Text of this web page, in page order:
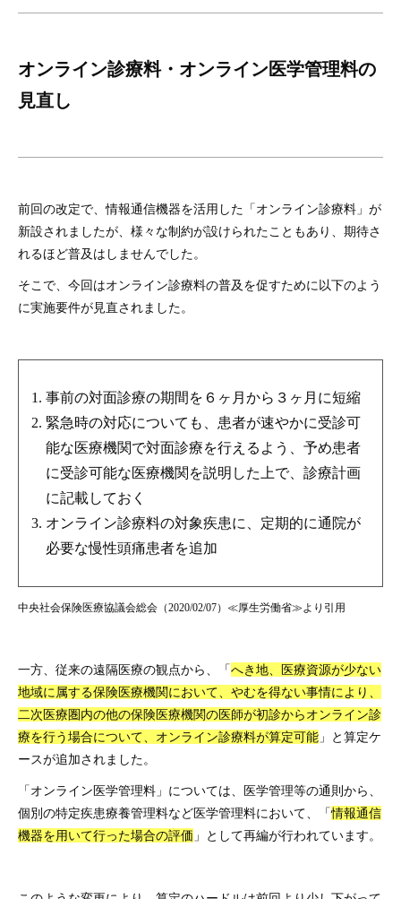
オンライン診療料・オンライン医学管理料の
見直し
前回の改定で、情報通信機器を活用した「オンライン診療料」が
新設されましたが、様々な制約が設けられたこともあり、期待さ
れるほど普及はしませんでした。
そこで、今回はオンライン診療料の普及を促すために以下のよう
に実施要件が見直されました。
事前の対面診療の期間を６ヶ月から３ヶ月に短縮
緊急時の対応についても、患者が速やかに受診可
能な医療機関で対面診療を行えるよう、予め患者
に受診可能な医療機関を説明した上で、診療計画
に記載しておく
オンライン診療料の対象疾患に、定期的に通院が
必要な慢性頭痛患者を追加
中央社会保険医療協議会総会（2020/02/07）≪厚生労働省≫より引用
一方、従来の遠隔医療の観点から、「へき地、医療資源が少ない
地域に属する保険医療機関において、やむを得ない事情により、
二次医療圏内の他の保険医療機関の医師が初診からオンライン診
療を行う場合について、オンライン診療料が算定可能 」と算定ケ
ースが追加されました。
「オンライン医学管理料」については、医学管理等の通則から、
個別の特定疾患療養管理料など医学管理料において、「情報通信
機器を用いて行った場合の評価 」として再編が行われています。